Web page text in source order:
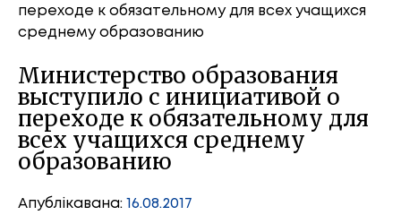
переходе к обязательному для всех учащихся
среднему образованию
Министерство образования
выступило с инициативой о
переходе к обязательному для
всех учащихся среднему
образованию
Апублікавана: 16.08.2017